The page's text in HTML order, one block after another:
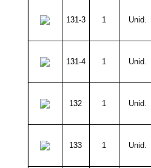
131-3 1 Unid.
131-4 1 Unid.
132 1 Unid.
133 1 Unid.